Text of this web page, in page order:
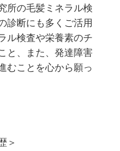
所の毛髪ミネラル検
診断にも多くご活用
ル検査や栄養素のチ
と、また、発達障害
むことを心から願っ
＞